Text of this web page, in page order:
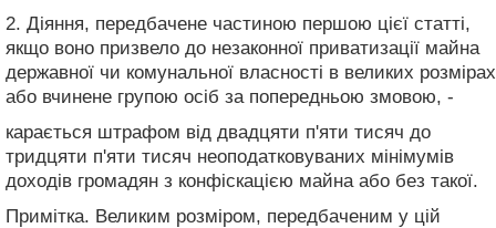
2. Діяння, передбачене частиною першою цієї статті,
якщо воно призвело до незаконної приватизації майна
державної чи комунальної власності в великих розмірах
або вчинене групою осіб за попередньою змовою, -
карається штрафом від двадцяти п'яти тисяч до
тридцяти п'яти тисяч неоподатковуваних мінімумів
доходів громадян з конфіскацією майна або без такої.
Примітка. Великим розміром, передбаченим у цій